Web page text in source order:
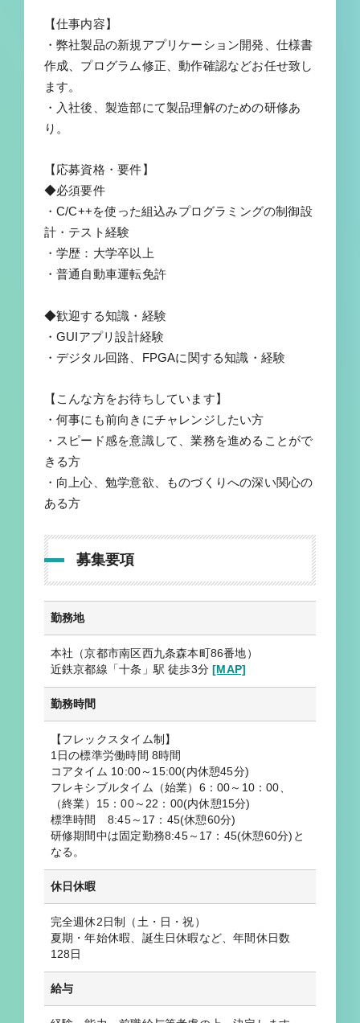
【仕事内容】
・弊社製品の新規アプリケーション開発、仕様書
作成、プログラム修正、動作確認などお任せ致し
ます。
・入社後、製造部にて製品理解のための研修あ
り。
【応募資格・要件】
◆必須要件
・C/C++を使った組込みプログラミングの制御設
計・テスト経験
・学歴：大学卒以上
・普通自動車運転免許
◆歓迎する知識・経験
・GUIアプリ設計経験
・デジタル回路、FPGAに関する知識・経験
【こんな方をお待ちしています】
・何事にも前向きにチャレンジしたい方
・スピード感を意識して、業務を進めることがで
きる方
・向上心、勉学意欲、ものづくりへの深い関心の
ある方
募集要項
勤務地
本社（京都市南区西九条森本町86番地）
近鉄京都線「十条」駅 徒歩3分[MAP]
勤務時間
【フレックスタイム制】
1日の標準労働時間 8時間
コアタイム 10:00～15:00(内休憩45分)
フレキシブルタイム（始業）6：00～10：00、
（終業）15：00～22：00(内休憩15分)
標準時間 8:45～17：45(休憩60分)
研修期間中は固定勤務8:45～17：45(休憩60分)と
なる。
休日休暇
完全週休2日制（土・日・祝）
夏期・年始休暇、誕生日休暇など、年間休日数
128日
給与